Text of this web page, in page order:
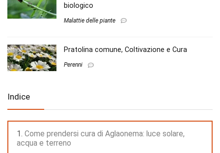
biologico
Malattie delle piante
Pratolina comune, Coltivazione e Cura
Perenni
Indice
Come prendersi cura di Aglaonema: luce solare,
acqua e terreno